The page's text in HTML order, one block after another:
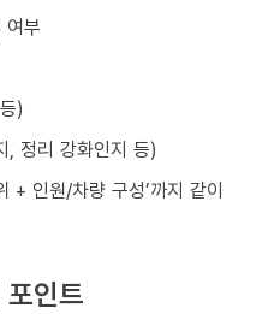
여부
)
, 정리 강화인지 등)
+ 인원/차량 구성’까지 같이
인트